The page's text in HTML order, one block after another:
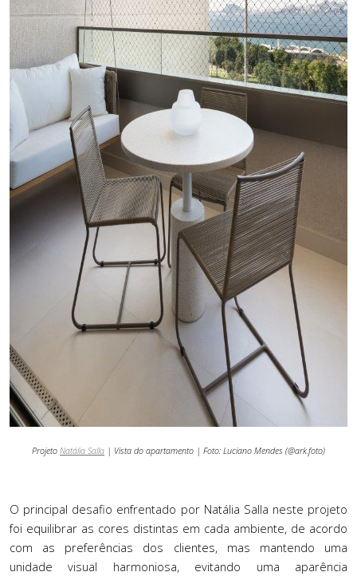
Projeto Natália Salla | Vista do apartamento | Foto: Luciano Mendes (@ark.foto)
O principal desafio enfrentado por Natália Salla neste projeto
foi equilibrar as cores distintas em cada ambiente, de acordo
com as preferências dos clientes, mas mantendo uma
unidade visual harmoniosa, evitando uma aparência